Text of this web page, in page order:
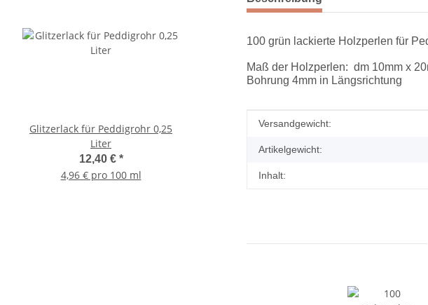
100 grün lackierte Holzperlen für
Maß der Holzperlen: dm 10mm x
Bohrung 4mm in Längsrichtung
Produkteigenschaft
Wert
Versandgewicht:
Artikelgewicht:
Inhalt:
Glitzerlack für Peddigrohr 0,25
Liter
12,40 € *
4,96 € pro 100 ml
Holzdübel dm 10mm x Länge
140mm
0,14 €